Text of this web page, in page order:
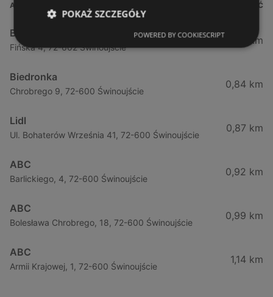
ADRES ODLEGŁOŚĆ
Biedronka
Fińska 4, 72-602 Świnoujście
0,23 km
Biedronka
Chrobrego 9, 72-600 Świnoujście
0,84 km
Lidl
Ul. Bohaterów Września 41, 72-600 Świnoujście
0,87 km
ABC
Barlickiego, 4, 72-600 Świnoujście
0,92 km
ABC
Bolesława Chrobrego, 18, 72-600 Świnoujście
0,99 km
ABC
Armii Krajowej, 1, 72-600 Świnoujście
1,14 km
POKAŻ SZCZEGÓŁY
POWERED BY COOKIESCRIPT